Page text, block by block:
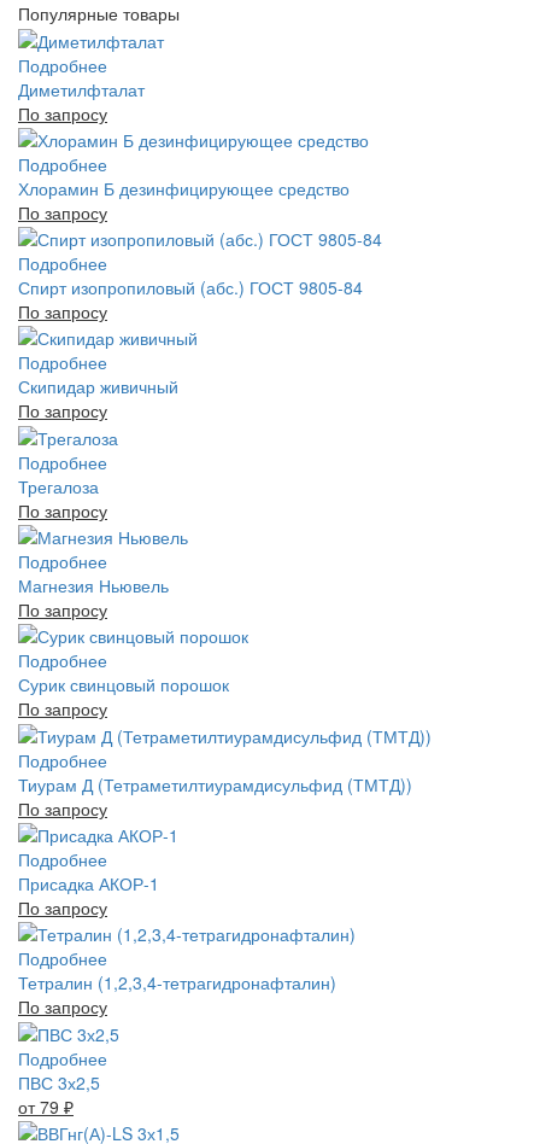
Популярные товары
Подробнее
Диметилфталат
По запросу
Подробнее
Хлорамин Б дезинфицирующее средство
По запросу
Подробнее
Спирт изопропиловый (абс.) ГОСТ 9805-84
По запросу
Подробнее
Скипидар живичный
По запросу
Подробнее
Трегалоза
По запросу
Подробнее
Магнезия Ньювель
По запросу
Подробнее
Сурик свинцовый порошок
По запросу
Подробнее
Тиурам Д (Тетраметилтиурамдисульфид (ТМТД))
По запросу
Подробнее
Присадка АКОР-1
По запросу
Подробнее
Тетралин (1,2,3,4-тетрагидронафталин)
По запросу
Подробнее
ПВС 3х2,5
от 79 ₽